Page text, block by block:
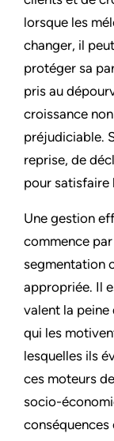
lorsque les
changer, il
protéger sa
pris au
croissance
préjudiciable.
reprise, de
pour satisfaire
Une gestion
commence
segmentation
appropriée. Il
valent la peine
qui les
lesquelles ils
ces moteurs
socio-